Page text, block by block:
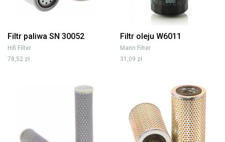
Filtr paliwa SN 30052
Hifi Filter
78,52 zł
Filtr oleju W6011
Mann Filter
31,09 zł